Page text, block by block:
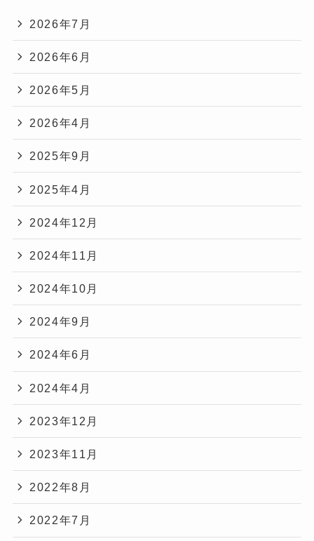
2026年7月
2026年6月
2026年5月
2026年4月
2025年9月
2025年4月
2024年12月
2024年11月
2024年10月
2024年9月
2024年6月
2024年4月
2023年12月
2023年11月
2022年8月
2022年7月